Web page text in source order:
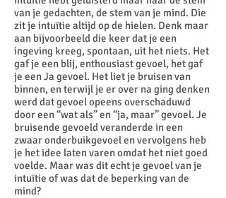
van je gedachten, de stem van je mind. Die
zit je intuïtie altijd op de hielen. Denk maar
aan bijvoorbeeld die keer dat je een
ingeving kreeg, spontaan, uit het niets. Het
gaf je een blij, enthousiast gevoel, het gaf
je een Ja gevoel. Het liet je bruisen van
binnen, en terwijl je er over na ging denken
werd dat gevoel opeens overschaduwd
door een “wat als” en “ja, maar” gevoel. Je
bruisende gevoeld veranderde in een
zwaar onderbuikgevoel en vervolgens heb
je het idee laten varen omdat het niet goed
voelde. Maar was dit echt je gevoel van je
intuïtie of was dat de beperking van de
mind?